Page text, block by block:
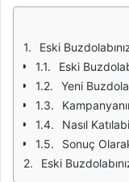
Eski
Eski
Yeni
Nasıl
Sonuç
Eski